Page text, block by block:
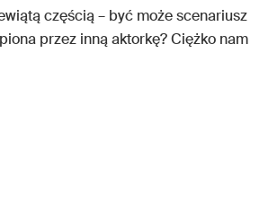
częścią – być może scenariusz
przez inną aktorkę? Ciężko nam